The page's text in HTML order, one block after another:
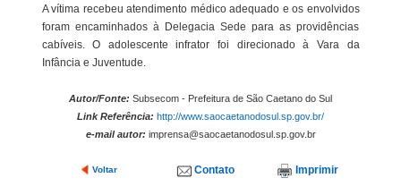
A vítima recebeu atendimento médico adequado e os envolvidos
foram encaminhados à Delegacia Sede para as providências
cabíveis. O adolescente infrator foi direcionado à Vara da
Infância e Juventude.
Autor/Fonte: Subsecom - Prefeitura de São Caetano do Sul
Link Referência: http://www.saocaetanodosul.sp.gov.br/
e-mail autor: imprensa@saocaetanodosul.sp.gov.br
Voltar Contato Imprimir